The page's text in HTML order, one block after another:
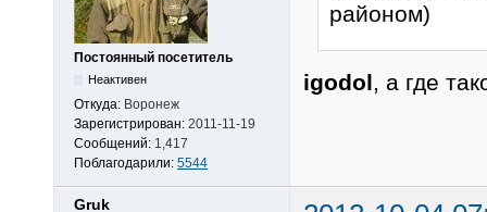
Постоянный посетитель
Неактивен
Откуда: Воронеж
Зарегистрирован: 2011-11-19
Сообщений: 1,417
Поблагодарили: 5544
районом)
igodol, а где
Gruk